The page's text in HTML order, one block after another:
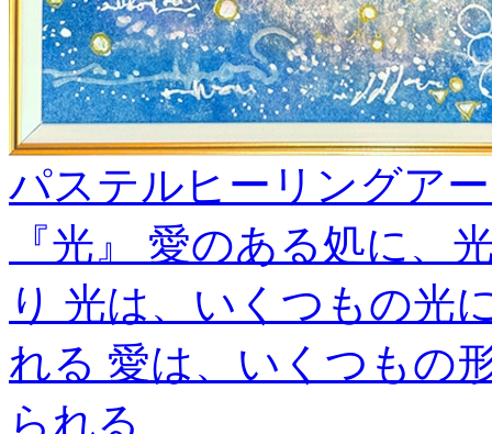
パステルヒーリングア
『光』 愛のある処に、
り 光は、いくつもの光
れる 愛は、いくつもの
られる ＿＿＿＿＿＿＿